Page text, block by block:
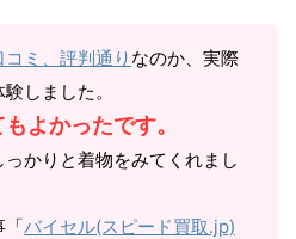
ミ、評判通り なのか、実際
しました。
よかったです。
っかりと着物をみてくれまし
「バイセル(スピード買取.jp)